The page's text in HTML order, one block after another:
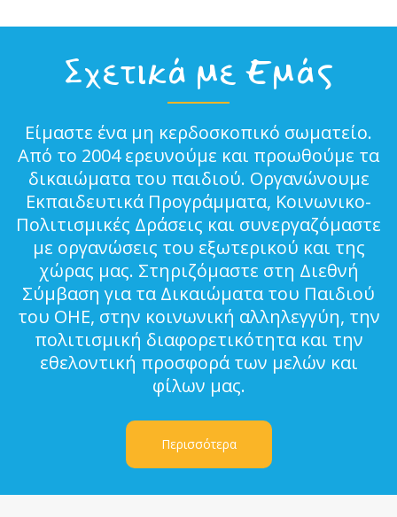
Σχετικά με Εμάς
Είμαστε ένα μη κερδοσκοπικό σωματείο.
Από το 2004 ερευνούμε και προωθούμε τα
δικαιώματα του παιδιού. Οργανώνουμε
Εκπαιδευτικά Προγράμματα, Κοινωνικο-
Πολιτισμικές Δράσεις και συνεργαζόμαστε
με οργανώσεις του εξωτερικού και της
χώρας μας. Στηριζόμαστε στη Διεθνή
Σύμβαση για τα Δικαιώματα του Παιδιού
του ΟΗΕ, στην κοινωνική αλληλεγγύη, την
πολιτισμική διαφορετικότητα και την
εθελοντική προσφορά των μελών και
φίλων μας.
Περισσότερα